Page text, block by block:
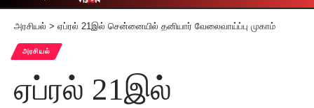
அரசியல் > ஏப்ரல் 21இல் சென்னையில் தனியார் வேலைவாய்ப்பு முகாம்
அரசியல்
ஏப்ரல் 21இல்